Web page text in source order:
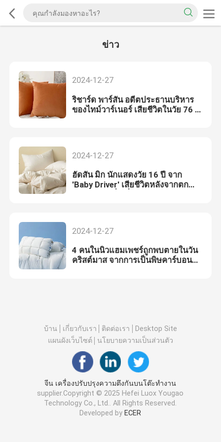
ข่าว
2024-12-27
ริชาร์ด พาร์สัน อดีตประธานบริหาร
ของไทม์วาร์เนอร์ เสียชีวิตในวัย 76 ปี
2024-12-27
ฮัดสัน มิก นักแสดงวัย 16 ปี จาก
'Baby Driver' เสียชีวิตหลังจากตก
2024-12-27
4 คนในนิวแฮมเพชร์ถูกพบตายในวัน
คริสต์มาส จากการเป็นพิษคาร์บอน
บ้าน เกี่ยวกับเรา ติดต่อเรา
Desktop Site
แผนผังเว็บไซต์
นโยบายความเป็นส่วนตัว
จีน เครื่องปรับปรุงความตึงกันบนโต๊ะทํางาน
supplier.Copyright © 2025 Hefei Luox Yougao
Technology Co., Ltd.. All Rights Reserved.
Developed by ECER